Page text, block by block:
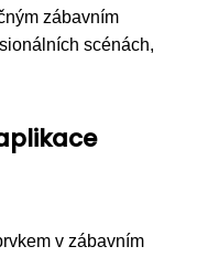
zábavním
scénách,
v zábavním